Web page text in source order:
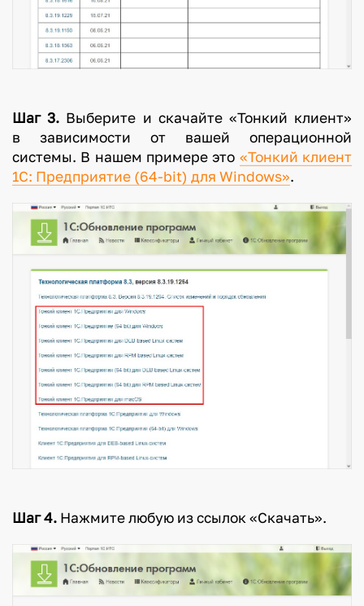
Шаг 3. Выберите и скачайте «Тонкий клиент»
в зависимости от вашей операционной
системы. В нашем примере это «Тонкий клиент
1С: Предприятие (64-bit) для Windows».
Шаг 4.Нажмите любую из ссылок «Скачать».